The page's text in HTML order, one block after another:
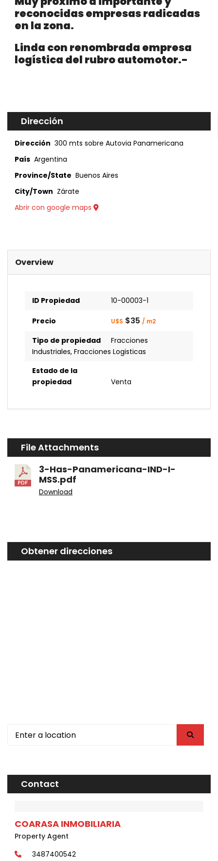
reconocidas empresas radicadas
en la zona.
Linda con renombrada empresa
logística del rubro automotor.-
Dirección
Dirección 300 mts sobre Autovia Panamericana
País Argentina
Province/State Buenos Aires
City/Town Zárate
Abrir con google maps
Overview
ID Propiedad 10-00003-1
Precio U$S $35 / m2
Tipo de propiedad
Fracciones
Industriales, Fracciones Logisticas
Estado de la
propiedad
Venta
File Attachments
3-Has-Panamericana-IND-I-
MSS.pdf
Download
Obtener direcciones
Contact
COARASA INMOBILIARIA
Property Agent
3487400542